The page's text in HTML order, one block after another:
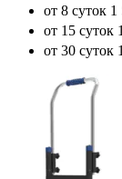
от 8 суток 1
от 15 суток
от 30 суток